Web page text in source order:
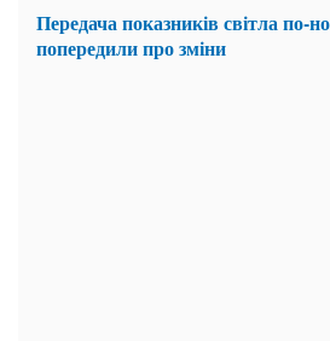
Передача показників світла
попередили про зміни